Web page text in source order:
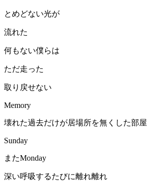
とめどない光が
流れた
何もない僕らは
ただ走った
取り戻せない
Memory
壊れた過去だけが居場所を無くした部屋
Sunday
またMonday
深い呼吸するたびに離れ離れ